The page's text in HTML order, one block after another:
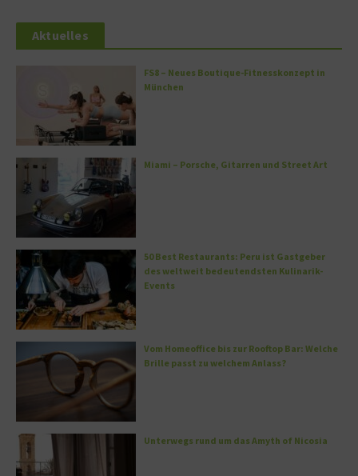
Aktuelles
FS8 – Neues Boutique-Fitnesskonzept in
München
Miami – Porsche, Gitarren und Street Art
50 Best Restaurants: Peru ist Gastgeber
des weltweit bedeutendsten Kulinarik-
Events
Vom Homeoffice bis zur Rooftop Bar: Welche
Brille passt zu welchem Anlass?
Unterwegs rund um das Amyth of Nicosia